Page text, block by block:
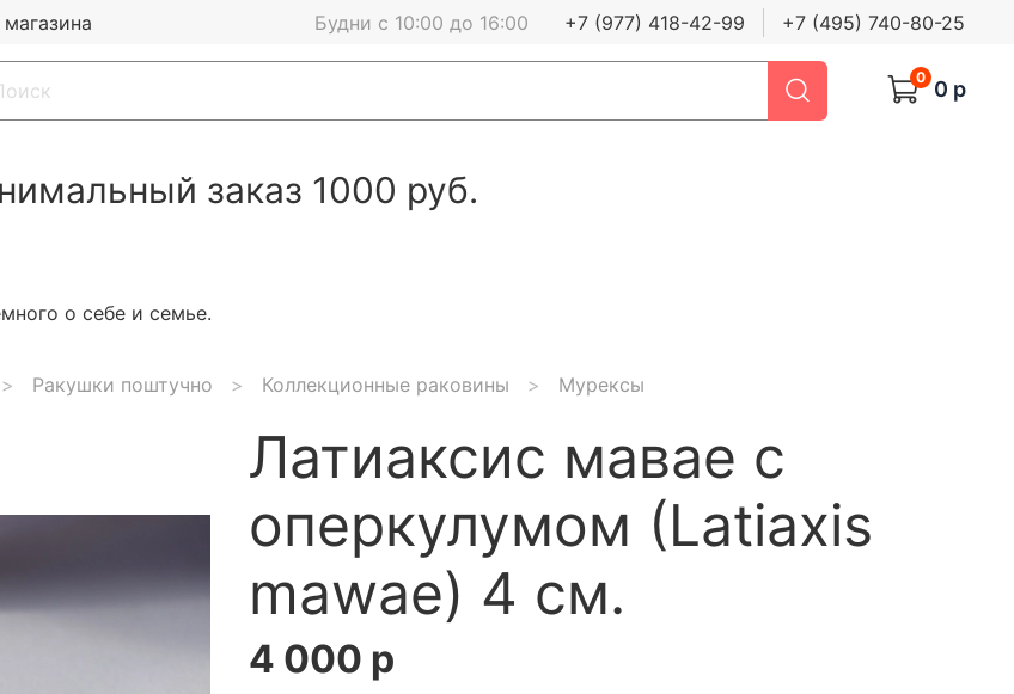
Будни с 10:00 до 16:00 +7 (977) 418-42-99 +7 (495) 740-80-25
0 0 р
заказ 1000 руб.
о себе и семье.
Ракушки поштучно Коллекционные раковины Мурексы
Латиаксис мавае с
оперкулумом (Latiaxis
mawae) 4 см.
4 000 р